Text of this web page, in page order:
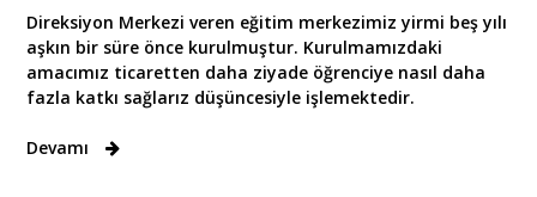
Direksiyon Merkezi veren eğitim merkezimiz yirmi beş yılı
aşkın bir süre önce kurulmuştur. Kurulmamızdaki
amacımız ticaretten daha ziyade öğrenciye nasıl daha
fazla katkı sağlarız düşüncesiyle işlemektedir.
Devamı